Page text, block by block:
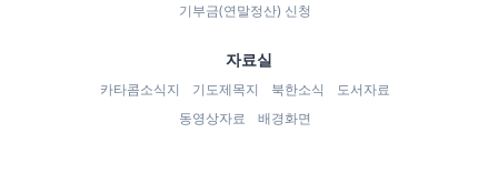
기부금(연말정산) 신청
자료실
카타콤소식지 기도제목지 북한소식
도서자료
동영상자료
배경화면